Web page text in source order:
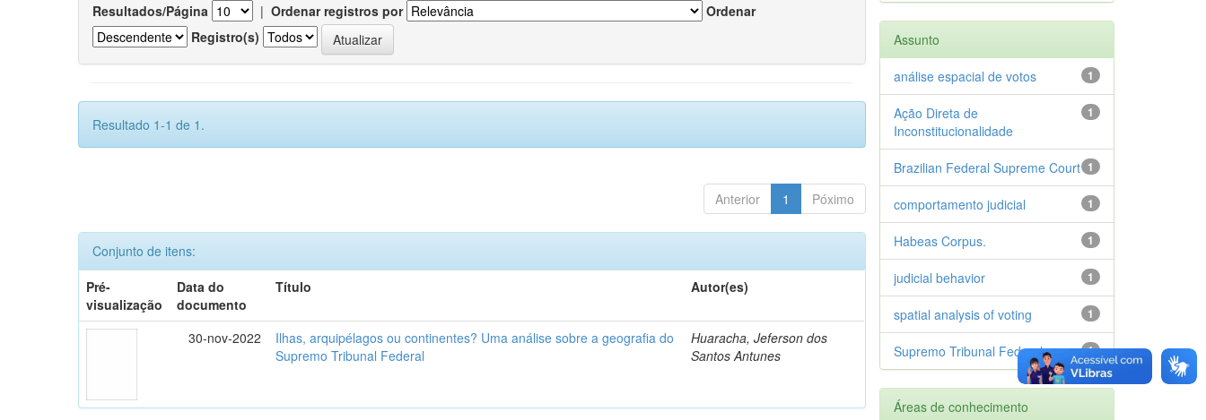
Resultados/Página | Ordenar registros por
Ordenar
Registro(s)
Resultado 1-1 de 1.
Anterior 1 Póximo
Conjunto de itens:
Pré-
visualização
Data do
documento
Título Autor(es)
30-nov-2022
Ilhas, arquipélagos ou continentes? Uma análise sobre a geografia do
Supremo Tribunal Federal
Huaracha, Jeferson dos
Santos Antunes
Assunto
1
análise espacial de votos
1
Ação Direta de
Inconstitucionalidade
1
Brazilian Federal Supreme Court
1
comportamento judicial
1
Habeas Corpus.
1
judicial behavior
1
spatial analysis of voting
1
Supremo Tribunal Federal
Áreas de conhecimento